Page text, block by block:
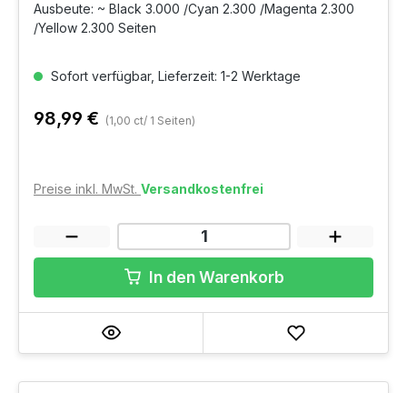
Ausbeute: ~ Black 3.000 /Cyan 2.300 /Magenta 2.300
/Yellow 2.300 Seiten
Sofort verfügbar, Lieferzeit: 1-2 Werktage
98,99 € (1,00 ct/ 1 Seiten)
Preise inkl. MwSt. Versandkostenfrei
In den Warenkorb